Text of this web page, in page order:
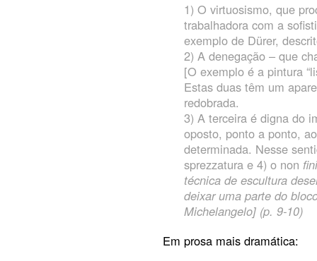
1) O virtuosismo, que
trabalhadora com a
exemplo de Dürer,
2) A denegação – que
[O exemplo é a pintura
Estas duas têm um
redobrada.
3) A terceira é digna do
oposto, ponto a ponto,
determinada. Nesse
sprezzatura e 4) o non
técnica de escultura
deixar uma parte do
Michelangelo] (p. 9-10)
Em prosa mais dramática: